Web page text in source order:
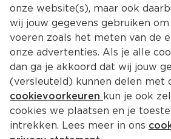
Lays Max Ribbel
onze website(s), maar ook
wij jouw gegevens gebruiken
voeren zoals het meten van de
onze advertenties. Als je alle
dan ga je akkoord dat wij jouw
(versleuteld) kunnen delen met
cookievoorkeuren kun je ook
cookies we plaatsen en je
intrekken. Lees meer in ons